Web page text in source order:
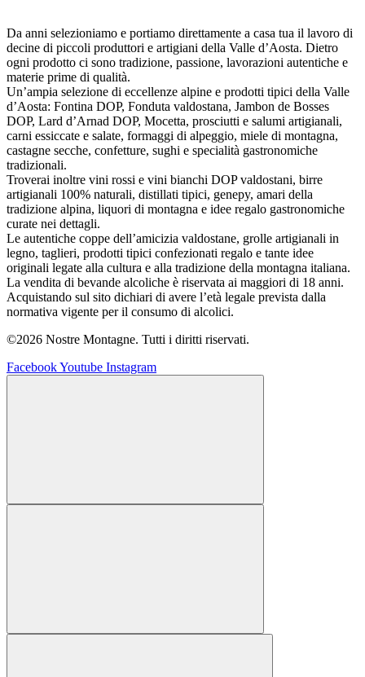
Da anni selezioniamo e portiamo direttamente a casa tua il lavoro di
decine di piccoli produttori e artigiani della Valle d’Aosta. Dietro
ogni prodotto ci sono tradizione, passione, lavorazioni autentiche e
materie prime di qualità.
Un’ampia selezione di eccellenze alpine e prodotti tipici della Valle
d’Aosta: Fontina DOP, Fonduta valdostana, Jambon de Bosses
DOP, Lard d’Arnad DOP, Mocetta, prosciutti e salumi artigianali,
carni essiccate e salate, formaggi di alpeggio, miele di montagna,
castagne secche, confetture, sughi e specialità gastronomiche
tradizionali.
Troverai inoltre vini rossi e vini bianchi DOP valdostani, birre
artigianali 100% naturali, distillati tipici, genepy, amari della
tradizione alpina, liquori di montagna e idee regalo gastronomiche
curate nei dettagli.
Le autentiche coppe dell’amicizia valdostane, grolle artigianali in
legno, taglieri, prodotti tipici confezionati regalo e tante idee
originali legate alla cultura e alla tradizione della montagna italiana.
La vendita di bevande alcoliche è riservata ai maggiori di 18 anni.
Acquistando sul sito dichiari di avere l’età legale prevista dalla
normativa vigente per il consumo di alcolici.
©2026 Nostre Montagne. Tutti i diritti riservati.
FacebookYoutube Instagram